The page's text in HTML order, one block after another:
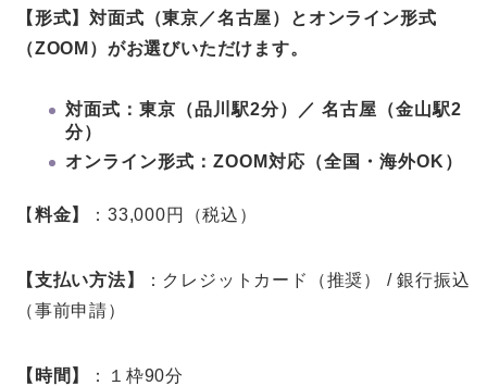
【形式】対面式（東京／名古屋）とオンライン形式
（ZOOM）がお選びいただけます。
対面式：東京（品川駅2分）／ 名古屋（金山駅2
分）
オンライン形式：ZOOM対応（全国・海外OK）
【 料金】 ：33,000円（税込）
【支払い方法】
：クレジットカード（推奨） / 銀行振込
（事前申請）
【時間】 ：１枠90分